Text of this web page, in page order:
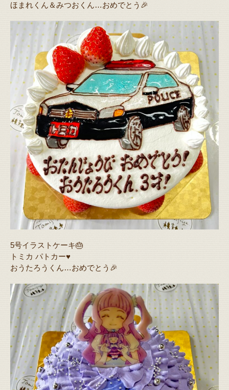
ほまれくん＆みつおくん…おめでとう🎉
5号イラストケーキ🎂
トミカ パトカー♥️
おうたろうくん…おめでとう🎉